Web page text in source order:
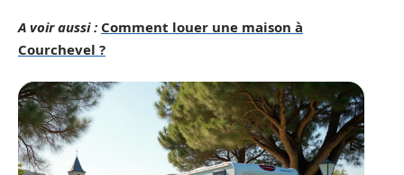
A voir aussi : Comment louer une maison à
Courchevel ?